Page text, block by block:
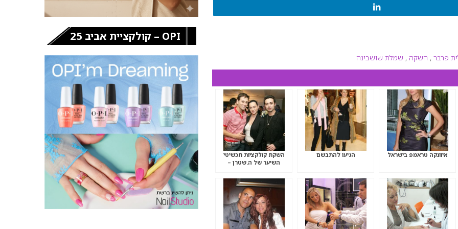
פרבר , השקה , שמלת שושבינה
איוונקה טראמפ בישראל הגיעו להתבשם
השקת קולקציות תכשיטי
השיער של ה.שטרן –
OPI – קולקציית אביב 25